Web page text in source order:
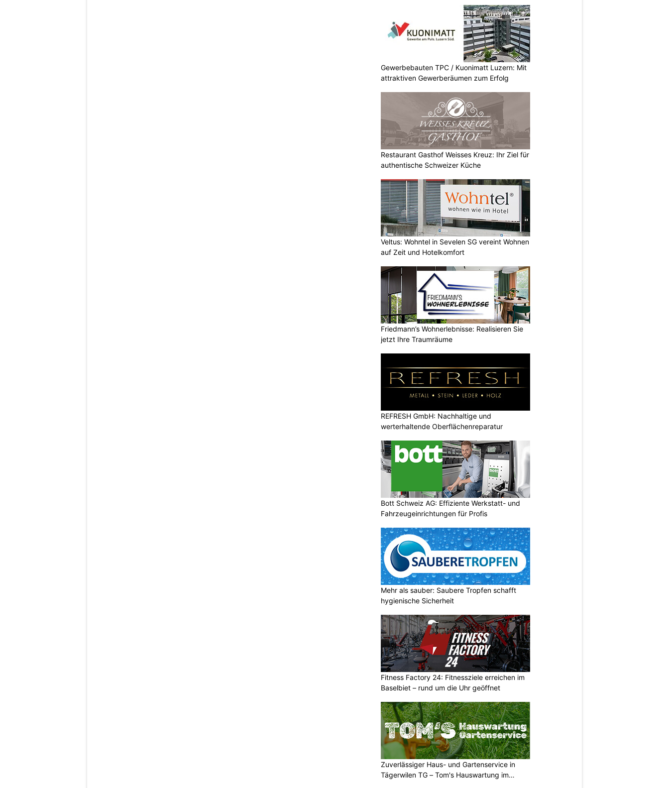
Gewerbebauten TPC / Kuonimatt Luzern: Mit
attraktiven Gewerberäumen zum Erfolg
Restaurant Gasthof Weisses Kreuz: Ihr Ziel für
authentische Schweizer Küche
Veltus: Wohntel in Sevelen SG vereint Wohnen
auf Zeit und Hotelkomfort
Friedmann’s Wohnerlebnisse: Realisieren Sie
jetzt Ihre Traumräume
REFRESH GmbH: Nachhaltige und
werterhaltende Oberflächenreparatur
Bott Schweiz AG: Effiziente Werkstatt- und
Fahrzeugeinrichtungen für Profis
Mehr als sauber: Saubere Tropfen schafft
hygienische Sicherheit
Fitness Factory 24: Fitnessziele erreichen im
Baselbiet – rund um die Uhr geöffnet
Zuverlässiger Haus- und Gartenservice in
Tägerwilen TG – Tom's Hauswartung im